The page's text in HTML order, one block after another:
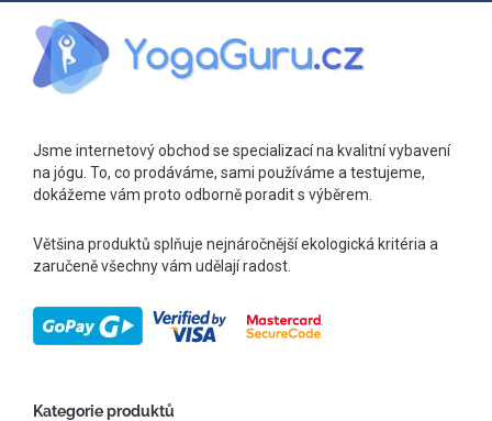
Jsme internetový obchod se specializací na kvalitní vybavení
na jógu. To, co prodáváme, sami používáme a testujeme,
dokážeme vám proto odborně poradit s výběrem.
Většina produktů splňuje nejnáročnější ekologická kritéria a
zaručeně všechny vám udělají radost.
Kategorie produktů